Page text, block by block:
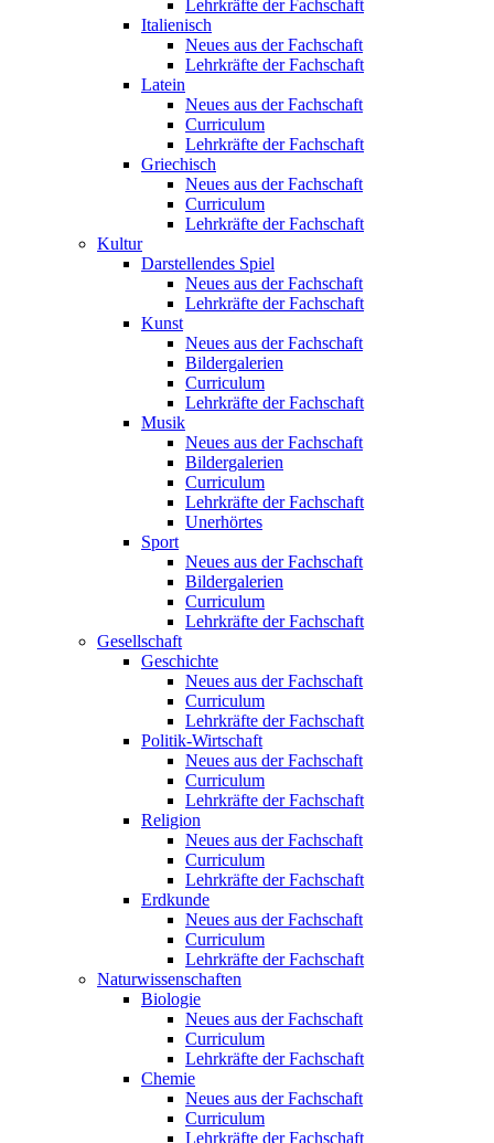
Lehrkräfte der Fachschaft
Italienisch
Neues aus der Fachschaft
Lehrkräfte der Fachschaft
Latein
Neues aus der Fachschaft
Curriculum
Lehrkräfte der Fachschaft
Griechisch
Neues aus der Fachschaft
Curriculum
Lehrkräfte der Fachschaft
Kultur
Darstellendes Spiel
Neues aus der Fachschaft
Lehrkräfte der Fachschaft
Kunst
Neues aus der Fachschaft
Bildergalerien
Curriculum
Lehrkräfte der Fachschaft
Musik
Neues aus der Fachschaft
Bildergalerien
Curriculum
Lehrkräfte der Fachschaft
Unerhörtes
Sport
Neues aus der Fachschaft
Bildergalerien
Curriculum
Lehrkräfte der Fachschaft
Gesellschaft
Geschichte
Neues aus der Fachschaft
Curriculum
Lehrkräfte der Fachschaft
Politik-Wirtschaft
Neues aus der Fachschaft
Curriculum
Lehrkräfte der Fachschaft
Religion
Neues aus der Fachschaft
Curriculum
Lehrkräfte der Fachschaft
Erdkunde
Neues aus der Fachschaft
Curriculum
Lehrkräfte der Fachschaft
Naturwissenschaften
Biologie
Neues aus der Fachschaft
Curriculum
Lehrkräfte der Fachschaft
Chemie
Neues aus der Fachschaft
Curriculum
Lehrkräfte der Fachschaft